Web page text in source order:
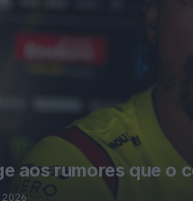
aos rumores que o
2026